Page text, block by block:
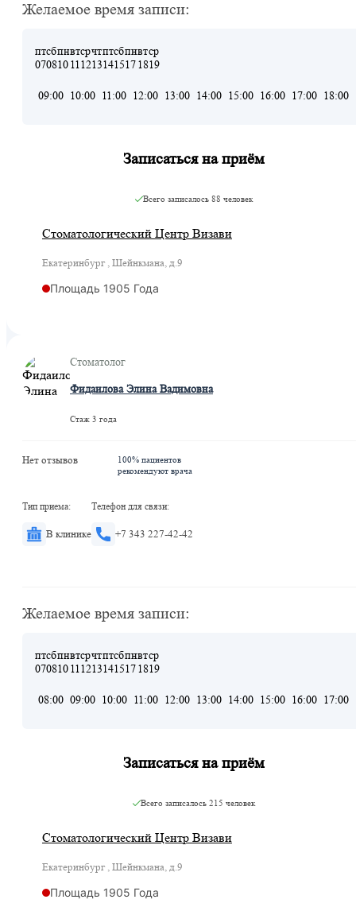
Желаемое время записи:
пт
07
сб
08
пн
10
вт
11
ср
12
чт
13
пт
14
сб
15
пн
17
вт
18
ср
19
09:00 10:00 11:00 12:00 13:00 14:00 15:00 16:00 17:00 18:00
Записаться на приём
Всего записалось 88 человек
Стоматологический Центр Визави
Екатеринбург , Шейнкмана, д.9
Площадь 1905 Года
Стоматолог
Фидаилова Элина Вадимовна
Стаж 3 года
Нет отзывов
100% пациентов
рекомендуют врача
Тип приема:
В клинике
Телефон для связи:
+7 343 227-42-42
Желаемое время записи:
пт
07
сб
08
пн
10
вт
11
ср
12
чт
13
пт
14
сб
15
пн
17
вт
18
ср
19
08:00 09:00 10:00 11:00 12:00 13:00 14:00 15:00 16:00 17:00
Записаться на приём
Всего записалось 215 человек
Стоматологический Центр Визави
Екатеринбург , Шейнкмана, д.9
Площадь 1905 Года